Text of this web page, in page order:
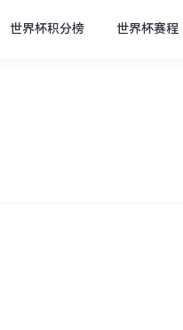
世界杯积分榜 世界杯赛程